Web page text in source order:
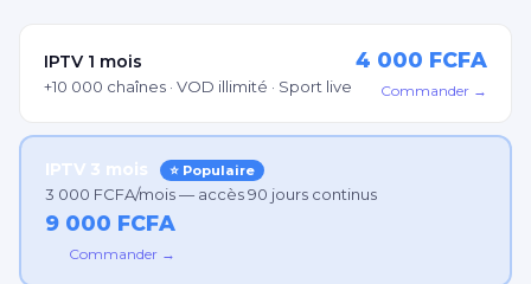
IPTV 1 mois
+10 000 chaînes · VOD illimité · Sport live
4 000 FCFA
Commander →
IPTV 3 mois ⭐ Populaire
3 000 FCFA/mois — accès 90 jours continus
9 000 FCFA
Commander →